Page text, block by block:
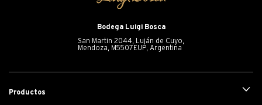
Bodega Luigi Bosca
San Martin 2044, Luján de Cuyo,
Mendoza, M5507EUP, Argentina
Productos